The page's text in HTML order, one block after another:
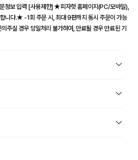
정보 입력 [사용제한] ★피자헛 홈페이지(PC/모바일),
니다.★ -1회 주문 시, 최대 9판까지 동시 주문이 가능
주실 경우 당일처리 불가하여, 만료될 경우 만료된 기